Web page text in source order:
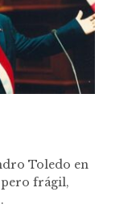
Toledo en
pero frágil,